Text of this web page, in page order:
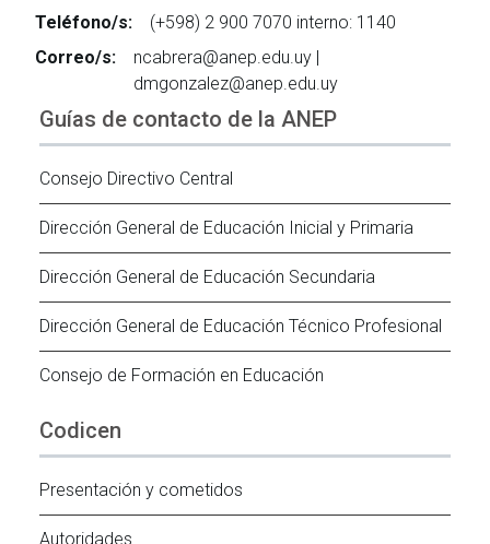
Teléfono/s:
(+598) 2 900 7070 interno: 1140
Correo/s:
ncabrera@anep.edu.uy |
dmgonzalez@anep.edu.uy
Guías de contacto de la ANEP
Consejo Directivo Central
Dirección General de Educación Inicial y Primaria
Dirección General de Educación Secundaria
Dirección General de Educación Técnico Profesional
Consejo de Formación en Educación
Codicen
Presentación y cometidos
Autoridades